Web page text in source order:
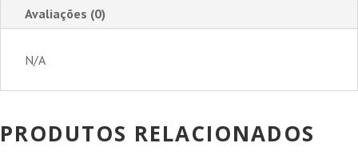
Avaliações (0)
N/A
PRODUTOS RELACIONADOS